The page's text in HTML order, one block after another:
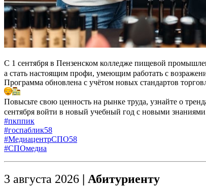
С 1 сентября в Пензенском колледже пищевой
а стать настоящим профи, умеющим работать с
Программа обновлена с учётом новых стандартов
Повысьте свою ценность на рынке труда, узнайте о
сентября войти в новый учебный год с новыми
#пкппик
#госпаблик58
#МедиацентрСПО58
#СПОмедиа
3 августа 2026 | Абитуриенту